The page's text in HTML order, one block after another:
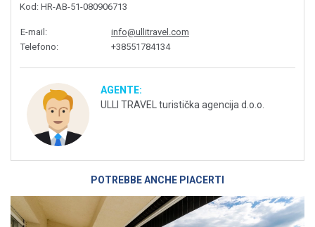
Kod : HR-AB-51-080906713
E-mail :
info@ullitravel.com
Telefono: +38551784134
AGENTE:
ULLI TRAVEL turistička agencija d.o.o.
POTREBBE ANCHE PIACERTI